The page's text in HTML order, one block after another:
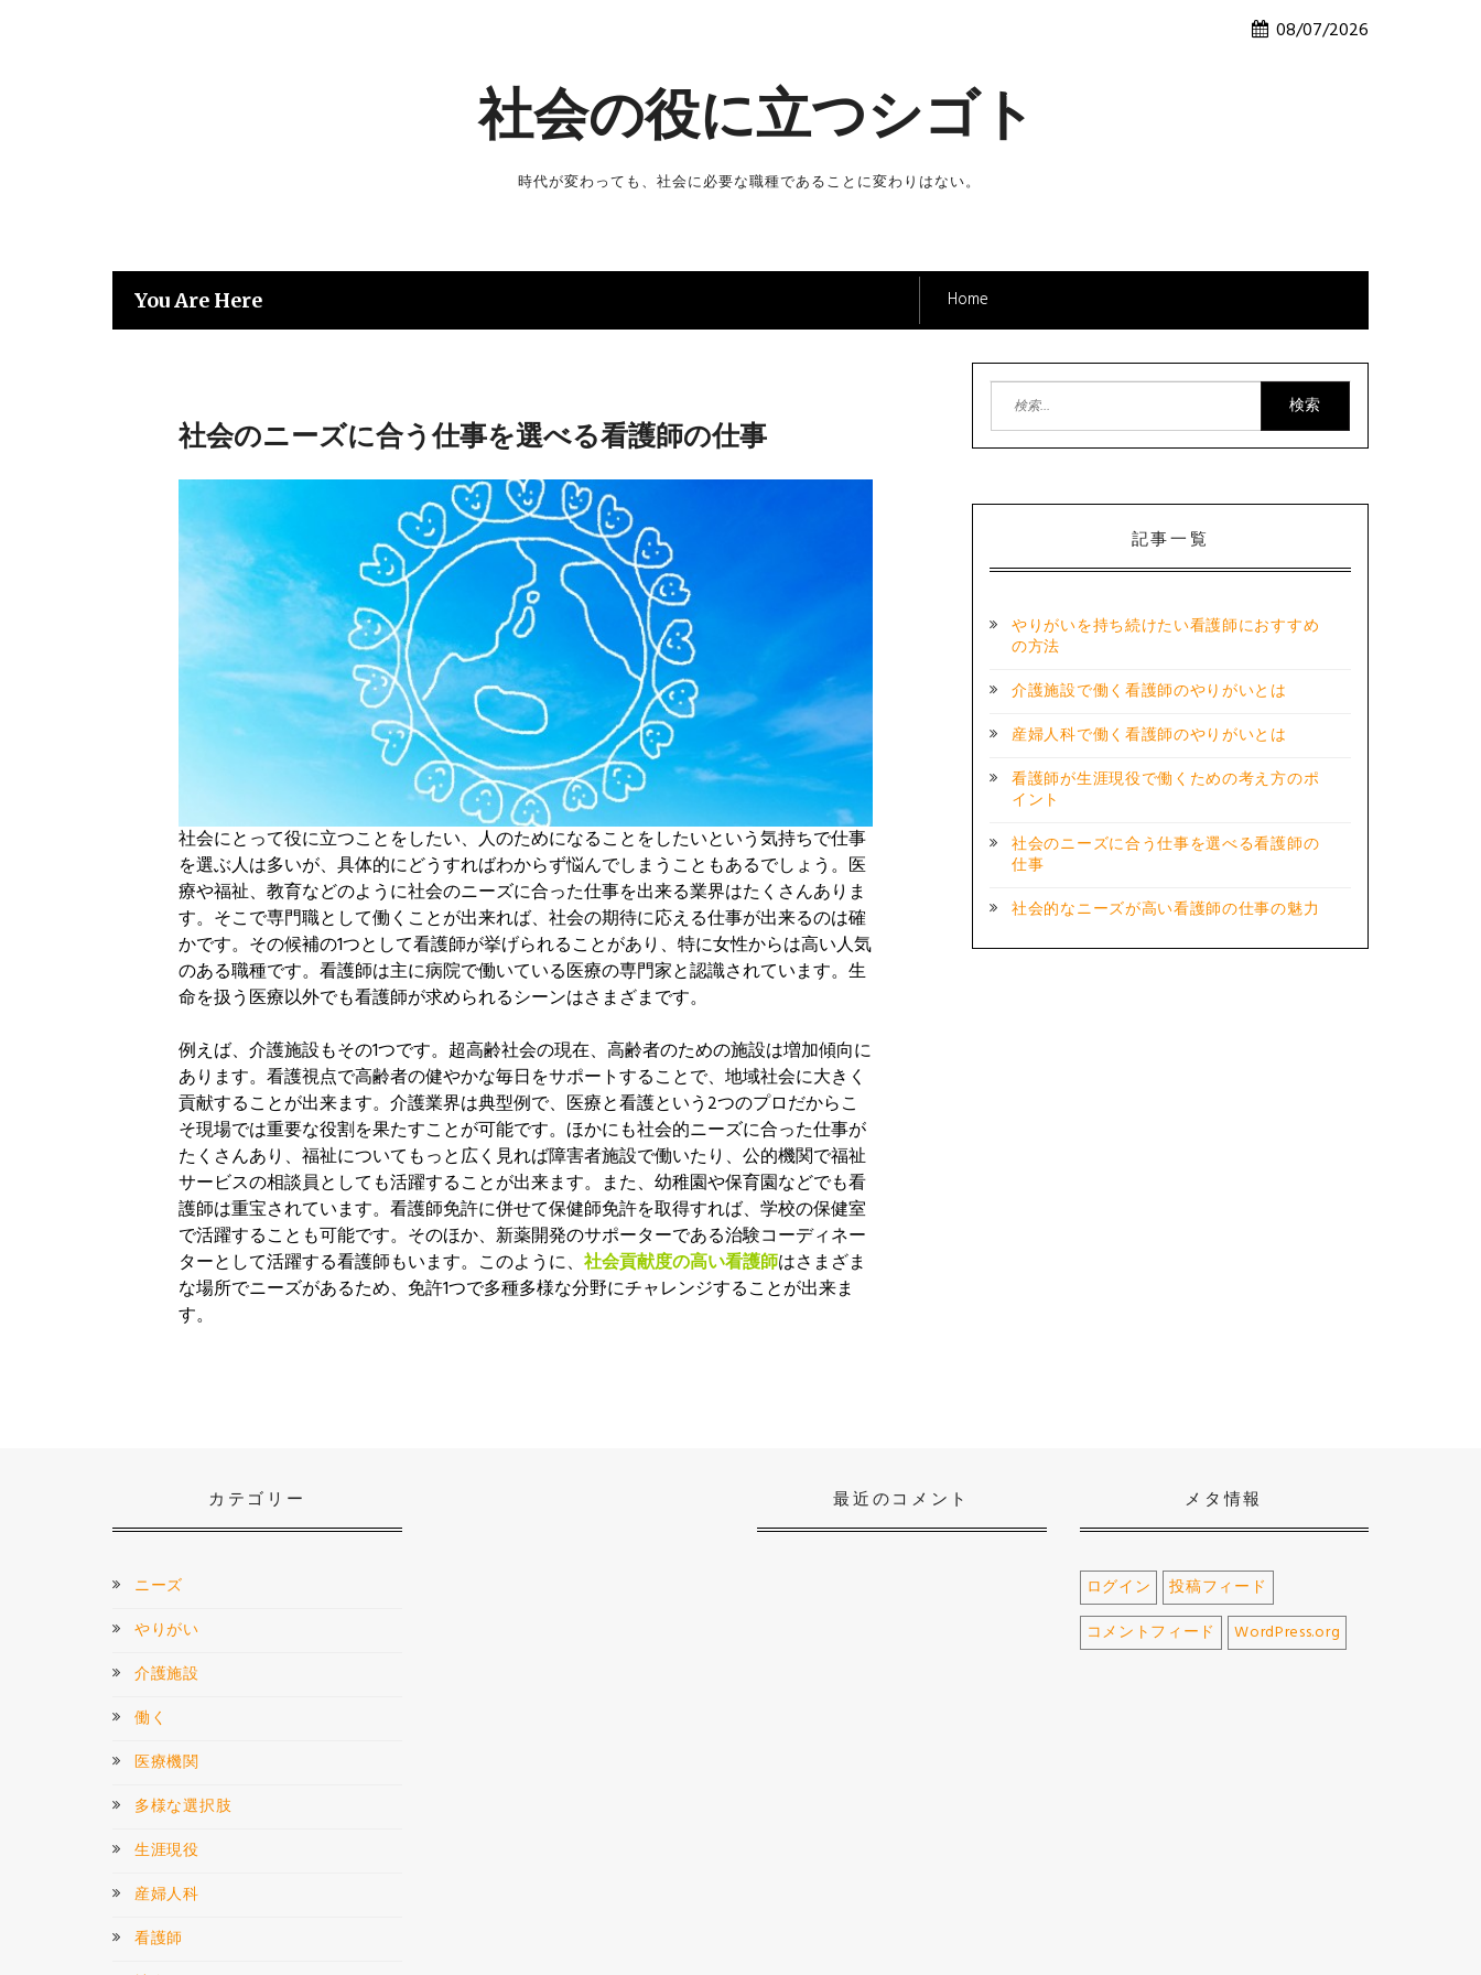
08/07/2026
社会の役に立つシゴト
時代が変わっても、社会に必要な職種であることに変わりはない。
You Are Here Home
社会のニーズに合う仕事を選べる看護師の仕事
社会にとって役に立つことをしたい、人のためになることをしたいという気持ちで仕事
を選ぶ人は多いが、具体的にどうすればわからず悩んでしまうこともあるでしょう。医
療や福祉、教育などのように社会のニーズに合った仕事を出来る業界はたくさんありま
す。そこで専門職として働くことが出来れば、社会の期待に応える仕事が出来るのは確
かです。その候補の1つとして看護師が挙げられることがあり、特に女性からは高い人気
のある職種です。看護師は主に病院で働いている医療の専門家と認識されています。生
命を扱う医療以外でも看護師が求められるシーンはさまざまです。
例えば、介護施設もその1つです。超高齢社会の現在、高齢者のための施設は増加傾向に
あります。看護視点で高齢者の健やかな毎日をサポートすることで、地域社会に大きく
貢献することが出来ます。介護業界は典型例で、医療と看護という2つのプロだからこ
そ現場では重要な役割を果たすことが可能です。ほかにも社会的ニーズに合った仕事が
たくさんあり、福祉についてもっと広く見れば障害者施設で働いたり、公的機関で福祉
サービスの相談員としても活躍することが出来ます。また、幼稚園や保育園などでも看
護師は重宝されています。看護師免許に併せて保健師免許を取得すれば、学校の保健室
で活躍することも可能です。そのほか、新薬開発のサポーターである治験コーディネー
ターとして活躍する看護師もいます。このように、 社会貢献度の高い看護師はさまざま
な場所でニーズがあるため、免許1つで多種多様な分野にチャレンジすることが出来ま
す。
検
記事一覧
やりがいを持ち続けたい看護師におすすめ
の方法
介護施設で働く看護師のやりがいとは
産婦人科で働く看護師のやりがいとは
看護師が生涯現役で働くための考え方のポ
イント
社会のニーズに合う仕事を選べる看護師の
仕事
社会的なニーズが高い看護師の仕事の魅力
カテゴリー
ニーズ
やりがい
介護施設
働く
医療機関
多様な選択肢
生涯現役
産婦人科
看護師
最近のコメント メタ情報
ログイン
投稿フィード
コメントフィード
WordPress.org